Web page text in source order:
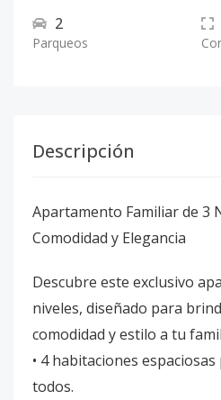
2
Parqueos
Descripción
Apartamento Familiar de 3
Comodidad y Elegancia
Descubre este exclusivo
niveles, diseñado para
comodidad y estilo a tu
• 4 habitaciones
todos.